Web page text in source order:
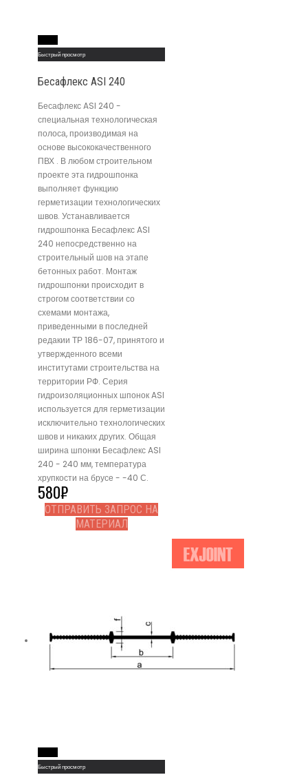
Быстрый просмотр
Бесафлекс ASI 240
Бесафлекс ASI 240 -
специальная технологическая
полоса, производимая на
основе высококачественного
ПВХ . В любом строительном
проекте эта гидрошпонка
выполняет функцию
герметизации технологических
швов. Устанавливается
гидрошпонка Бесафлекс ASI
240 непосредственно на
строительный шов на этапе
бетонных работ. Монтаж
гидрошпонки происходит в
строгом соответствии со
схемами монтажа,
приведенными в последней
редакии ТР 186-07, принятого и
утвержденного всеми
институтами строительства на
территории РФ. Серия
гидроизоляционных шпонок ASI
используется для герметизации
исключительно технологических
швов и никаких других. Общая
ширина шпонки Бесафлекс ASI
240 - 240 мм, температура
хрупкости на брусе - -40 С.
580₽
ОТПРАВИТЬ ЗАПРОС НА
МАТЕРИАЛ
Быстрый просмотр